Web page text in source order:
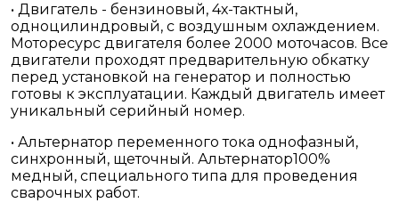
• Двигатель - бензиновый, 4х-тактный,
одноцилиндровый, с воздушным охлаждением.
Моторесурс двигателя более 2000 моточасов. Все
двигатели проходят предварительную обкатку
перед установкой на генератор и полностью
готовы к эксплуатации. Каждый двигатель имеет
уникальный серийный номер.
• Альтернатор переменного тока однофазный,
синхронный, щеточный. Альтернатор100%
медный, специального типа для проведения
сварочных работ.